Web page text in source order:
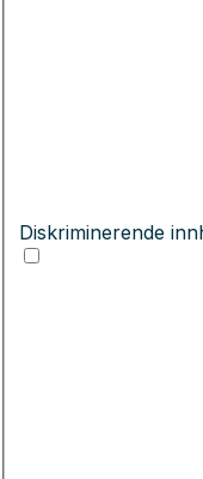
Diskriminerende